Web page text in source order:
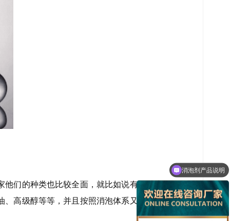
们的种类也比较全面，就比如说有机硅类
、高级醇等等，并且按照消泡体系又可以分
消泡剂产品说明